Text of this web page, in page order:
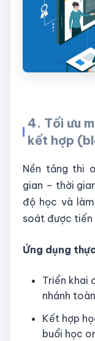
4. Tối ưu
kết hợp
Nền tảng thi
gian – thời
độ học và
soát được tiến
Ứng dụng
Triển khai
nhánh
Kết hợp
buổi học